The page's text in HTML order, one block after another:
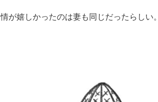
が嬉しかったのは妻も同じだったらしい。